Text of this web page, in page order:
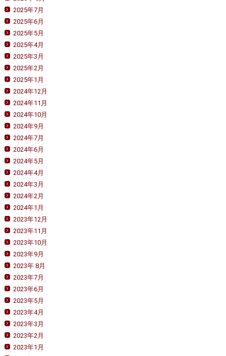
2025年7月
2025年6月
2025年5月
2025年4月
2025年3月
2025年2月
2025年1月
2024年12月
2024年11月
2024年10月
2024年9月
2024年7月
2024年6月
2024年5月
2024年4月
2024年3月
2024年2月
2024年1月
2023年12月
2023年11月
2023年10月
2023年9月
2023年 8月
2023年7月
2023年6月
2023年5月
2023年4月
2023年3月
2023年2月
2023年1月